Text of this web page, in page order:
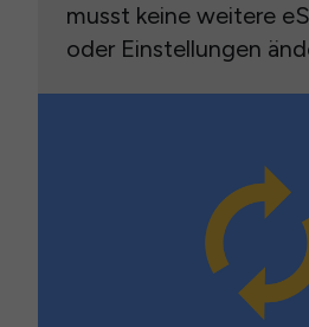
musst keine weitere
oder Einstellungen